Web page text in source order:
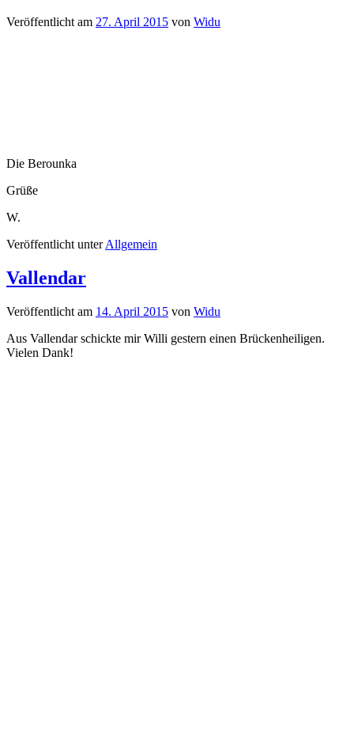
Veröffentlicht am 27. April 2015 von Widu
Die Berounka
Grüße
W.
Veröffentlicht unter Allgemein
Vallendar
Veröffentlicht am 14. April 2015 von Widu
Aus Vallendar schickte mir Willi gestern einen Brückenheiligen.
Vielen Dank!